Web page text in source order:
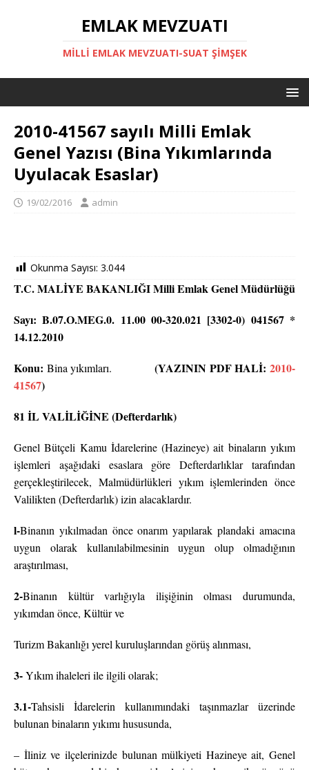
EMLAK MEVZUATI
MILLI EMLAK MEVZUATI-SUAT ŞİMŞEK
2010-41567 sayılı Milli Emlak
Genel Yazısı (Bina Yıkımlarında
Uyulacak Esaslar)
19/02/2016 admin
Okunma Sayısı: 3.044
T.C. MALİYE BAKANLIĞI Milli Emlak Genel Müdürlüğü
Sayı: B.07.O.MEG.0. 11.00 00-320.021 [3302-0) 041567 *
14.12.2010
Konu: Bina yıkımları. (YAZININ PDF HALİ:2010-
41567)
81 İLVALİLİĞİNE (Defterdarlık)
Genel Bütçeli Kamu İdarelerine (Hazineye) ait binaların yıkım
işlemleri aşağıdaki esaslara göre Defterdarlıklar tarafından
gerçekleştirilecek, Malmüdürlükleri yıkım işlemlerinden önce
Valilikten (Defterdarlık) izin alacaklardır.
l-Binanın yıkılmadan önce onarım yapılarak plandaki amacına
uygun olarak kullanılabilmesinin uygun olup olmadığının
araştırılması,
2-Binanın kültür varlığıyla ilişiğinin olması durumunda,
yıkımdan önce, Kültür ve
Turizm Bakanlığı yerel kuruluşlarından görüş alınması,
3-Yıkım ihaleleri ile ilgili olarak;
3.1-Tahsisli İdarelerin kullanımındaki taşınmazlar üzerinde
bulunan binaların yıkımı hususunda,
– İliniz ve ilçelerinizde bulunan mülkiyeti Hazineye ait, Genel